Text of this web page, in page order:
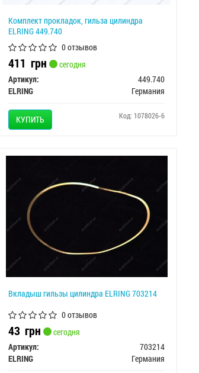
Комплект прокладок, гильза цилиндра
ELRING 449.740
0 отзывов
411грн
сегодня
Артикул:
449.740
ELRING
Германия
КУПИТЬ Код: 1078026-6
Вкладыш гильзы цилиндра ELRING 703214
0 отзывов
43грн
сегодня
Артикул:
703214
ELRING
Германия